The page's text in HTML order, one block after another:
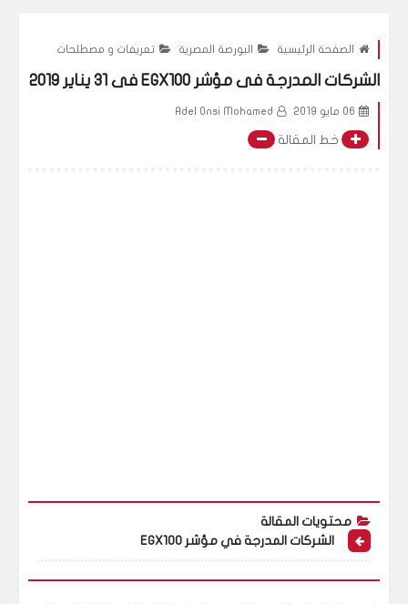
الصفحة الرئيسية البورصة المصرية تعريفات و مصطلحات
الشركات المدرجة فى مؤشر EGX100 فى 31 يناير 2019
06 مايو 2019 Adel Onsi Mohamed
خط المقالة
محتويات المقالة
الشركات المدرجة في مؤشر EGX100